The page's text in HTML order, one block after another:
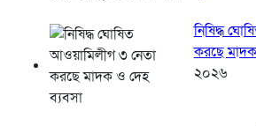
নিষিদ্ধ
করছে
২০২৬